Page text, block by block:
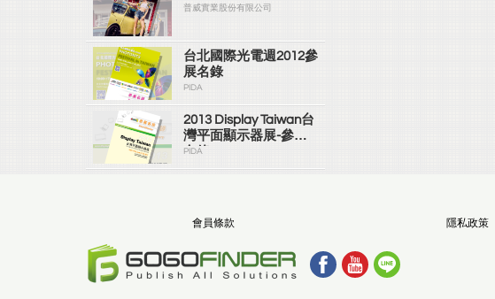
普威實業股份有限公司
台北國際光電週2012參
展名錄
PIDA
2013 Display Taiwan台
灣平面顯示器展-參展
名錄
PIDA
會員條款 隱私政策